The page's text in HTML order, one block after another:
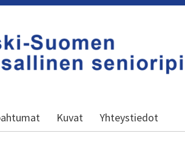
senioripiiri ry
Kuvat Yhteystiedot